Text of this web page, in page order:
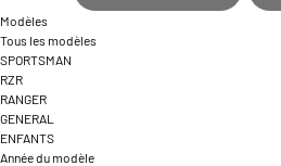
Modèles
Tous les modèles
SPORTSMAN
RZR
RANGER
GENERAL
ENFANTS
Année du modèle